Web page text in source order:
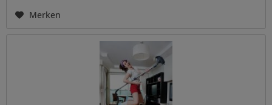
Merken